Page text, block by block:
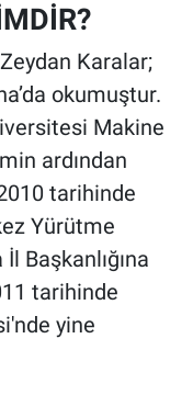
Karalar;
okumuştur.
Makine
ardından
tarihinde
Yürütme
Başkanlığına
tarihinde
yine